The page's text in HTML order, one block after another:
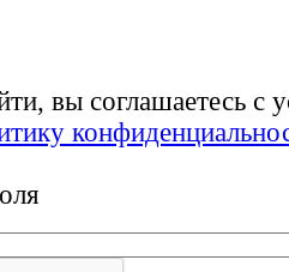
вы соглашаетесь с